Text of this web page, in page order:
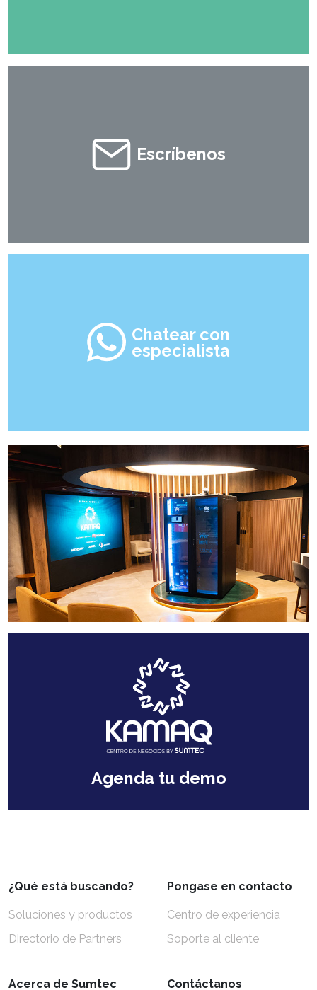
Escríbenos
Chatear con
especialista
Agenda tu demo
¿Qué está buscando?
Soluciones y productos
Directorio de Partners
Pongase en contacto
Centro de experiencia
Soporte al cliente
Acerca de Sumtec Contáctanos